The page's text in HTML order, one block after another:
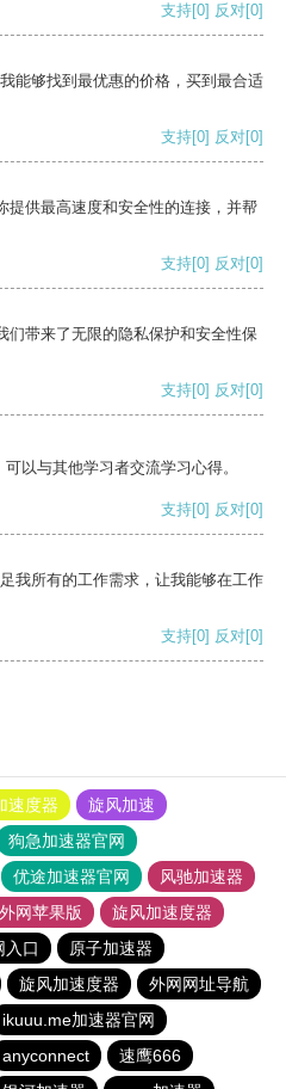
支持[0] 反对[0]
能够找到最优惠的价格，买到最合适
支持[0] 反对[0]
提供最高速度和安全性的连接，并帮
支持[0] 反对[0]
们带来了无限的隐私保护和安全性保
支持[0] 反对[0]
以与其他学习者交流学习心得。
支持[0] 反对[0]
我所有的工作需求，让我能够在工作
支持[0] 反对[0]
速度器
旋风加速
狗急加速器官网
优途加速器官网
风驰加速器
网苹果版
旋风加速度器
入口
原子加速器
旋风加速度器
外网网址导航
ikuuu.me加速器官网
anyconnect
速鹰666